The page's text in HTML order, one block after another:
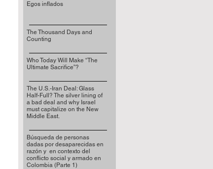
Egos inflados
The Thousand Days and
Counting
Who Today Will Make “The
Ultimate Sacrifice”?
The U.S.-Iran Deal: Glass
Half-Full? The silver lining of
a bad deal and why Israel
must capitalize on the New
Middle East.
Búsqueda de personas
dadas por desaparecidas en
razón y en contexto del
conflicto social y armado en
Colombia (Parte 1)